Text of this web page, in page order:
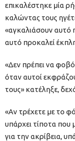
επικαλέστηκε μία
καλώντας τους
«αγκαλιάσουν αυτό
αυτό προκαλεί
«Δεν πρέπει να
όταν αυτοί
τους» κατέληξε,
«Αν τρέχετε με το
υπάρχει τίποτα που
για την ακρίβεια,